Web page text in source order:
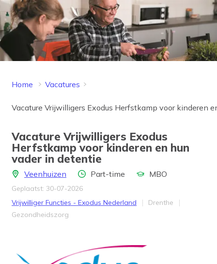
Home Vacatures
Vacature Vrijwilligers Exodus Herfstkamp voor kinderen
Vacature Vrijwilligers Exodus
Herfstkamp voor kinderen en hun
vader in detentie
LocatieVeenhuizen Aantal uren
Part-time Opleidingsniveau
MBO
Geplaatst: 30-07-2026
Bedrijf
Vrijwilliger Functies - Exodus Nederland Provincie
Drenthe
Werkveld
Gezondheidszorg